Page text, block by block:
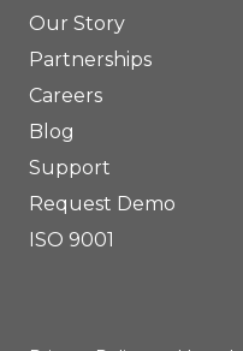
Our Story
Partnerships
Careers
Blog
Support
Request Demo
ISO 9001